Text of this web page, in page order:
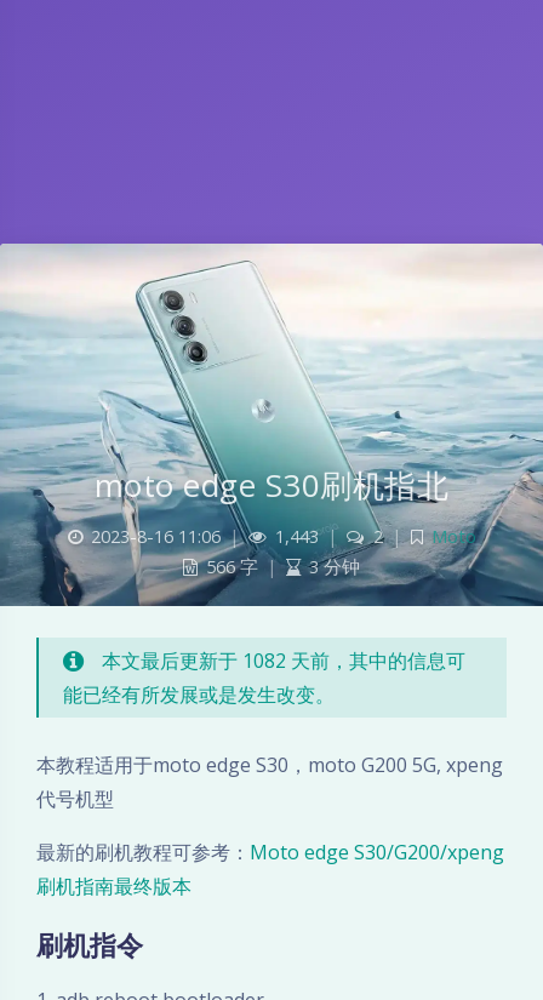
moto edge S30刷机指北
m
o
2023-8-16 11:06 | 1,443 | 2 |
Moto
566 字 | 3 分钟
本文最后更新于 1082 天前，其中的信息可
能已经有所发展或是发生改变。
本教程适用于moto edge S30，moto G200 5G, xpeng
代号机型
最新的刷机教程可参考： Moto edge S30/G200/xpeng
刷机指南最终版本
刷机指令